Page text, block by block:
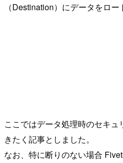
（Destination）にデータをロー
ここではデータ処理時のセキ
きたく記事としました。
なお、特に断りのない場合